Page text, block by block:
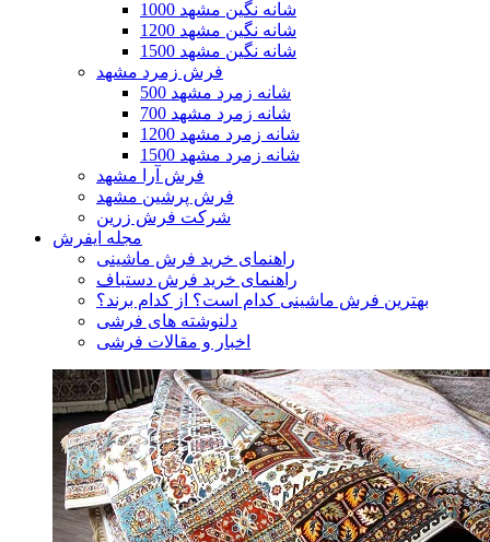
1000 شانه نگین مشهد
1200 شانه نگین مشهد
1500 شانه نگین مشهد
فرش زمرد مشهد
500 شانه زمرد مشهد
700 شانه زمرد مشهد
1200 شانه زمرد مشهد
1500 شانه زمرد مشهد
فرش آرا مشهد
فرش پرشین مشهد
شرکت فرش زرین
مجله ایفرش
راهنمای خرید فرش ماشینی
راهنمای خرید فرش دستباف
بهترین فرش ماشینی کدام است؟ از کدام برند؟
دلنوشته های فرشی
اخبار و مقالات فرشی